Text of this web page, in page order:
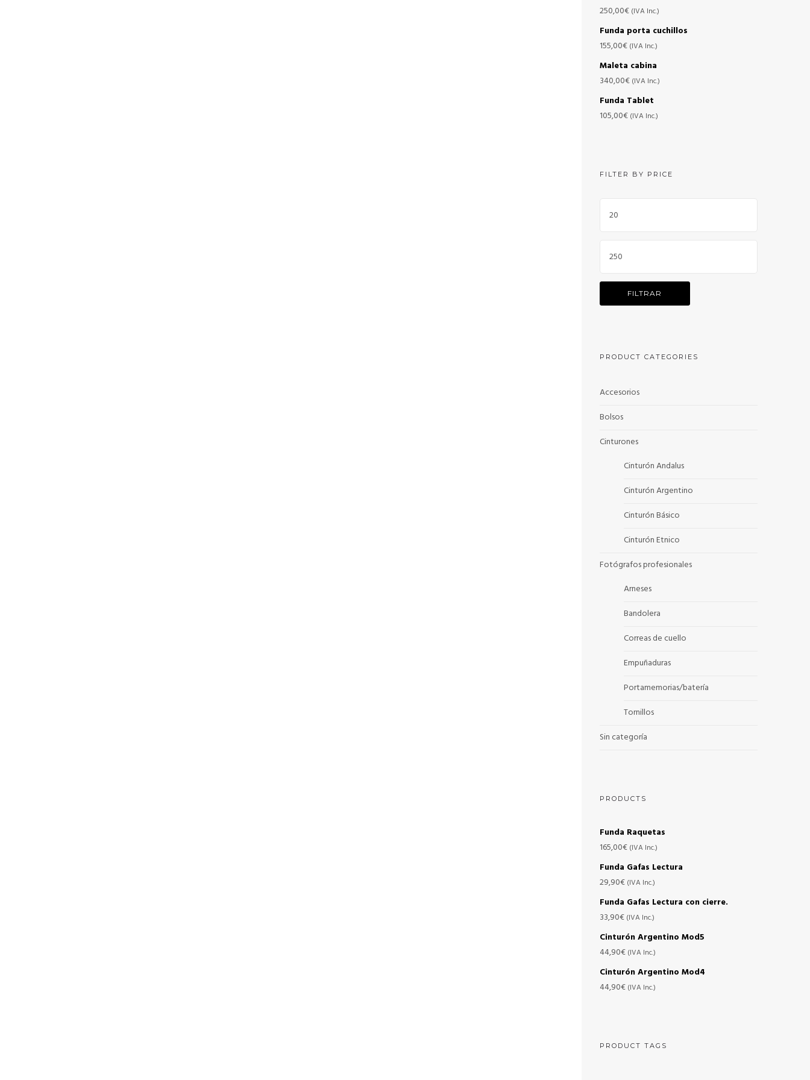
250,00€ (IVA Inc.)
Funda porta cuchillos
155,00€ (IVA Inc.)
Maleta cabina
340,00€ (IVA Inc.)
Funda Tablet
105,00€ (IVA Inc.)
FILTER BY PRICE
FILTRAR
PRODUCT CATEGORIES
Accesorios
Bolsos
Cinturones
Cinturón Andalus
Cinturón Argentino
Cinturón Básico
Cinturón Etnico
Fotógrafos profesionales
Arneses
Bandolera
Correas de cuello
Empuñaduras
Portamemorias/batería
Tornillos
Sin categoría
PRODUCTS
Funda Raquetas
165,00€ (IVA Inc.)
Funda Gafas Lectura
29,90€ (IVA Inc.)
Funda Gafas Lectura con cierre.
33,90€ (IVA Inc.)
Cinturón Argentino Mod5
44,90€ (IVA Inc.)
Cinturón Argentino Mod4
44,90€ (IVA Inc.)
PRODUCT TAGS